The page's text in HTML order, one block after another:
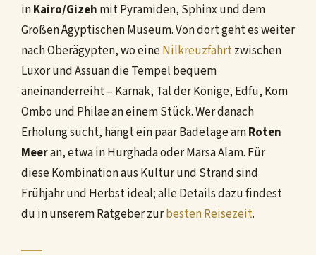
inKairo/Gizeh mit Pyramiden, Sphinx und dem
Großen Ägyptischen Museum. Von dort geht es weiter
nach Oberägypten, wo eineNilkreuzfahrtzwischen
Luxor und Assuan die Tempel bequem
aneinanderreiht – Karnak, Tal der Könige, Edfu, Kom
Ombo und Philae an einem Stück. Wer danach
Erholung sucht, hängt ein paar Badetage amRoten
Meeran, etwa in Hurghada oder Marsa Alam. Für
diese Kombination aus Kultur und Strand sind
Frühjahr und Herbst ideal; alle Details dazu findest
du in unserem Ratgeber zurbesten Reisezeit.